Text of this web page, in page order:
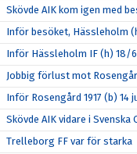
Skövde AIK kom igen med
Inför besöket, Hässleholm
Inför Hässleholm IF (h) 18/6
Jobbig förlust mot
Inför Rosengård 1917 (b) 14
Skövde AIK vidare i Svenska
Trelleborg FF var för starka